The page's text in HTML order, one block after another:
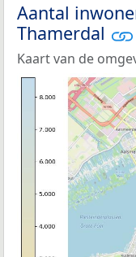
Aantal
Thamerdal
Kaart van de